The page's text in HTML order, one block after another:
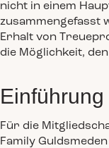
nicht in einem
zusammengefasst
Erhalt von
die Möglichkeit,
Einführung
Für die
Family